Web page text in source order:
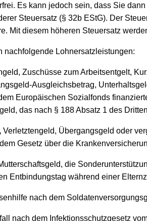
Es kann jedoch sein, dass Sie
Steuersatz (§ 32b EStG). Der
Mit diesem höheren Steuersatz
nachfolgende Lohnersatzleistungen:
Zuschüsse zum Arbeitsentgelt,
Ausgleichsbetrag,
Europäischen Sozialfonds
das nach § 188 Absatz 1 des
Verletztengeld, Übergangsgeld oder
Gesetz über die
die
Entbindungstag während einer
nach dem
nach dem Infektionsschutzgesetz